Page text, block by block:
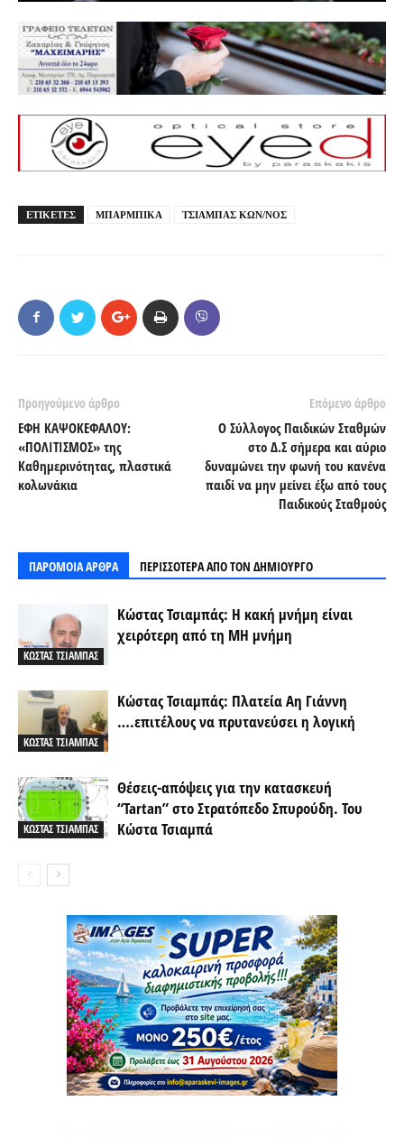
ΕΤΙΚΕΤΕΣ ΜΠΑΡΜΠΙΚΑ ΤΣΙΑΜΠΑΣ ΚΩΝ/ΝΟΣ
Προηγούμενο άρθρο
ΕΦΗ ΚΑΨΟΚΕΦΑΛΟΥ:
«ΠΟΛΙΤΙΣΜΟΣ» της
Καθημερινότητας, πλαστικά
κολωνάκια
Επόμενο άρθρο
Ο Σύλλογος Παιδικών Σταθμών
στο Δ.Σ σήμερα και αύριο
δυναμώνει την φωνή του κανένα
παιδί να μην μείνει έξω από τους
Παιδικούς Σταθμούς
ΠΑΡΟΜΟΙΑ ΑΡΘΡΑ ΠΕΡΙΣΣΟΤΕΡΑ ΑΠΟ ΤΟΝ ΔΗΜΙΟΥΡΓΟ
ΚΩΣΤΑΣ ΤΣΙΑΜΠΑΣ
Κώστας Τσιαμπάς: Η κακή μνήμη είναι
χειρότερη από τη ΜΗ μνήμη
ΚΩΣΤΑΣ ΤΣΙΑΜΠΑΣ
Κώστας Τσιαμπάς: Πλατεία Αη Γιάννη
….επιτέλους να πρυτανεύσει η λογική
ΚΩΣΤΑΣ ΤΣΙΑΜΠΑΣ
Θέσεις-απόψεις για την κατασκευή
“Tartan” στο Στρατόπεδο Σπυρούδη. Του
Κώστα Τσιαμπά